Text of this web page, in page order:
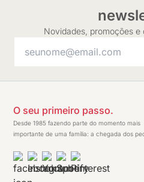
Novidades, promoções e
O seu primeiro passo.
Desde 1985 fazendo parte do momento mais
importante de uma família: a chegada dos